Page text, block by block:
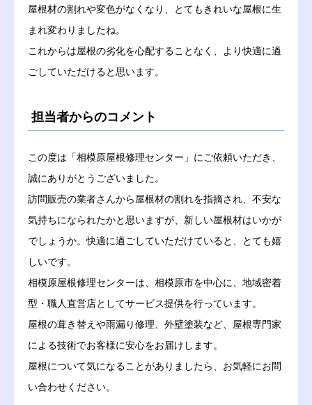
屋根材の割れや変色がなくなり、とてもきれいな屋根に生
まれ変わりましたね。
これからは屋根の劣化を心配することなく、より快適に過
ごしていただけると思います。
担当者からのコメント
この度は「相模原屋根修理センター」にご依頼いただき、
誠にありがとうございました。
訪問販売の業者さんから屋根材の割れを指摘され、不安な
気持ちになられたかと思いますが、新しい屋根材はいかが
でしょうか。快適に過ごしていただけていると、とても嬉
しいです。
相模原屋根修理センターは、相模原市を中心に、地域密着
型・職人直営店としてサービス提供を行っています。
屋根の葺き替えや雨漏り修理、外壁塗装など、屋根専門家
による技術でお客様に安心をお届けします。
屋根について気になることがありましたら、お気軽にお問
い合わせください。